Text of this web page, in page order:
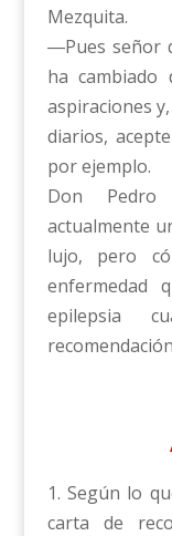
Mezquita.
―Pues señor
ha cambiado
aspiraciones
diarios,
por ejemplo.
Don Pedro
actualmente
lujo, pero
enfermedad
epilepsia
1. Según lo
carta de